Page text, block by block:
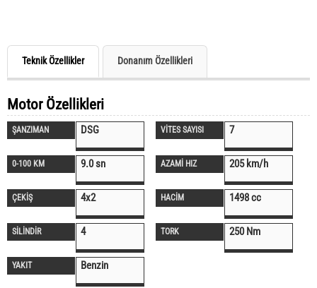
Teknik Özellikler Donanım Özellikleri
Motor Özellikleri
ŞANZIMAN DSG VİTES SAYISI 7
0-100 KM 9.0 sn AZAMİ HIZ 205 km/h
ÇEKİŞ 4x2 HACİM 1498 cc
SİLİNDİR 4 TORK 250 Nm
YAKIT Benzin